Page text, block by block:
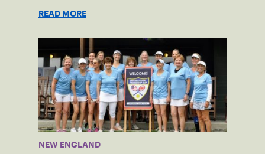
opportunity to serve as a captain of the
18-39 league out of Eastern Mass. This
past winter, Sam led his team, which
competed at Sportsmen’s Tennis &
Enrichment Center in Dorchester, to a
first-place finish.
READ MORE
NEW ENGLAND